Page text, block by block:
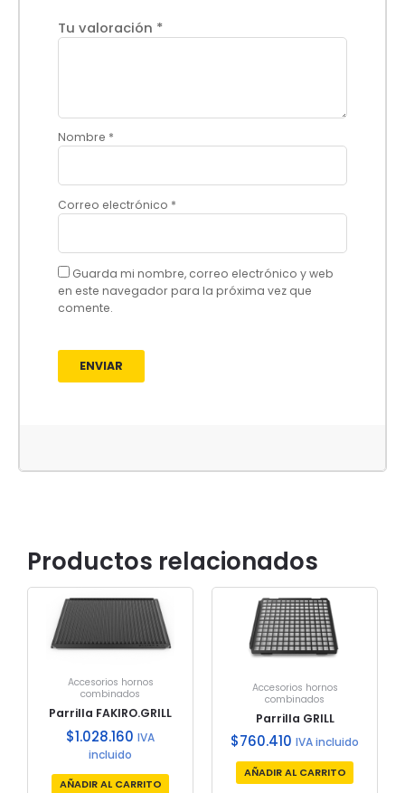
Tu valoración *
Nombre *
Correo electrónico *
Guarda mi nombre, correo electrónico y web
en este navegador para la próxima vez que
comente.
Productos relacionados
Accesorios hornos
combinados
Parrilla FAKIRO.GRILL
$1.028.160 IVA
incluido
AÑADIR AL CARRITO
Accesorios hornos
combinados
Parrilla GRILL
$760.410 IVA incluido
AÑADIR AL CARRITO